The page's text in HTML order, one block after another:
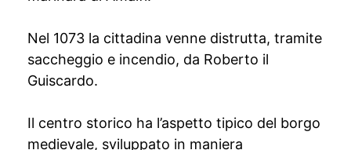
Nel 1073 la cittadina venne distrutta, tramite
saccheggio e incendio, da Roberto il
Guiscardo.
Il centro storico ha l’aspetto tipico del borgo
medievale, sviluppato in maniera